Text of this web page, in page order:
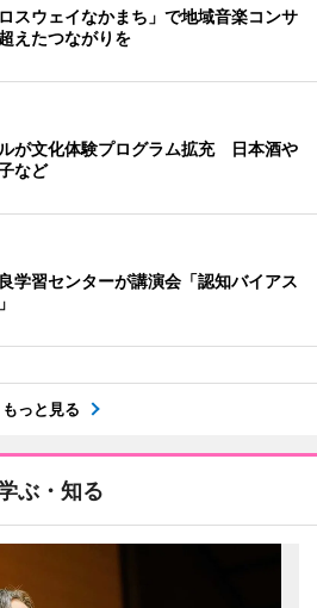
スウェイなかまち」で地域音楽コンサ
えたつながりを
が文化体験プログラム拡充 日本酒や
など
学習センターが講演会「認知バイアス
もっと見る
ぶ・知る